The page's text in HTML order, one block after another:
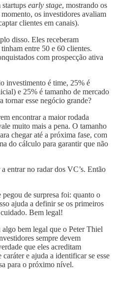
startups early stage, mostrando os
os investidores avaliam
clientes em canais).
disso. Eles receberam
entre 50 e 60 clientes.
com prospecção ativa
investimento é time, 25% é
e 25% é tamanho de mercado
tornar esse negócio grande?
encontrar a maior rodada
muito mais a pena. O tamanho
chegar até a próxima fase, com
do cálculo para garantir que não
entrar no radar dos VC’s. Então
de surpresa foi: quanto o
ajuda a definir se os primeiros
Bem legal!
bem legal que o Peter Thiel
sempre devem
que eles acreditam
e ajuda a identificar se esse
para o próximo nível.